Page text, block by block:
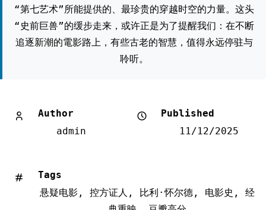
“第七艺术”所能提供的、最珍贵的穿越时空的力量。这头
“史前巨兽”的缓步走来，或许正是为了提醒我们：在不断
追逐新潮的電影路上，有些古老的智慧，值得永远停驻与
聆听。
Author
admin
Published
11/12/2025
Tags
悬疑电影 , 控方证人 , 比利·怀尔德 , 电影史 , 经